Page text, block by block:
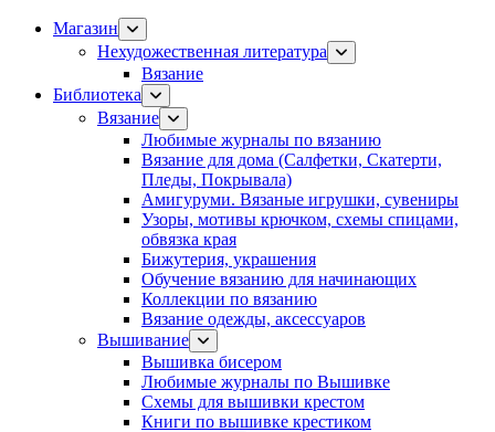
Магазин
Нехудожественная литература
Вязание
Библиотека
Вязание
Любимые журналы по вязанию
Вязание для дома (Салфетки, Скатерти,
Пледы, Покрывала)
Амигуруми. Вязаные игрушки, сувениры
Узоры, мотивы крючком, схемы спицами,
обвязка края
Бижутерия, украшения
Обучение вязанию для начинающих
Коллекции по вязанию
Вязание одежды, аксессуаров
Вышивание
Вышивка бисером
Любимые журналы по Вышивке
Схемы для вышивки крестом
Книги по вышивке крестиком